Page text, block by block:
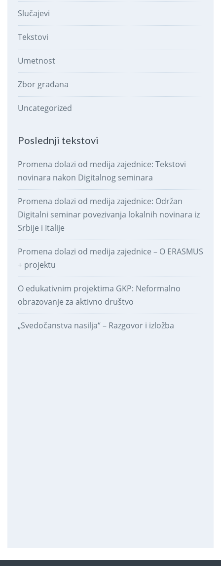
Slučajevi
Tekstovi
Umetnost
Zbor građana
Uncategorized
Poslednji tekstovi
Promena dolazi od medija zajednice: Tekstovi
novinara nakon Digitalnog seminara
Promena dolazi od medija zajednice: Održan
Digitalni seminar povezivanja lokalnih novinara iz
Srbije i Italije
Promena dolazi od medija zajednice – O ERASMUS
+ projektu
O edukativnim projektima GKP: Neformalno
obrazovanje za aktivno društvo
„Svedočanstva nasilja“ – Razgovor i izložba